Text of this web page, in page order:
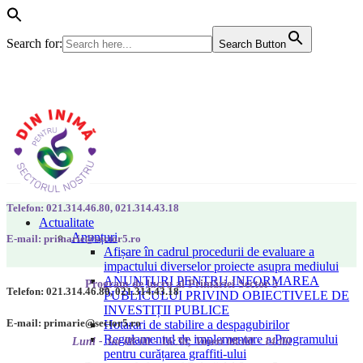
Search for: Search Button
Actualitate
Anunțuri
Afișare în cadrul procedurii de evaluare a
impactului diverselor proiecte asupra mediului
ANUNȚURI PENTRU INFORMAREA
PUBLICULUI PRIVIND OBIECTIVELE DE
INVESTIȚII PUBLICE
Hotarari de stabilire a despagubirilor
Regulamentul de implementare a Programului
pentru curățarea graffiti-ului
Telefon: 021.314.46.80, 021.314.43.18
E-mail: primarie@sector5.ro
Program de lucru al Primăriei Sector 5
Luni - Joi 08:00 - 16:30; Vineri 08:00 - 14:00
Telefon: 021.314.46.80, 021.314.43.18
E-mail: primarie@sector5.ro